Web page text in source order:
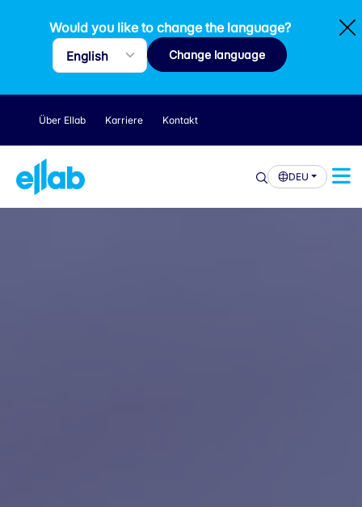
Would you like to change the language?
Change language
Über Ellab Karriere Kontakt
DEU